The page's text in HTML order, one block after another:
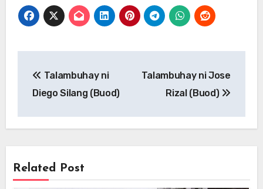
navigation
Talambuhay ni
Diego Silang (Buod)
Talambuhay ni Jose
Rizal (Buod)
Related Post